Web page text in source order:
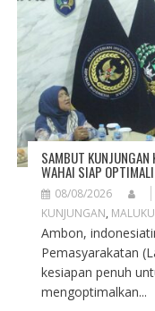
SAMBUT
WAHAI SIAP
08/08/2026
KUNJUNGAN, MALUKU
Ambon,
Pemasyarakatan
kesiapan penuh
mengoptimalkan...